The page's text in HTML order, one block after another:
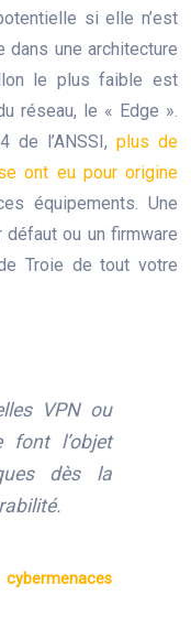
si elle n’est
une architecture
le plus faible est
réseau, le « Edge ».
de l’ANSSI, plus de
ont eu pour origine
équipements. Une
ou un firmware
Troie de tout votre
VPN ou
font l’objet
dès la